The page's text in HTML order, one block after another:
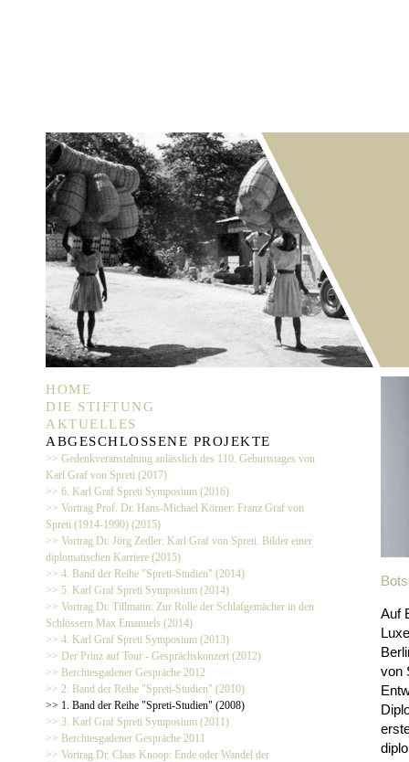
HOME
DIE STIFTUNG
AKTUELLES
ABGESCHLOSSENE PROJEKTE
>> Gedenkveranstaltung anlässlich des 110. Geburtstages von
Karl Graf von Spreti (2017)
>> 6. Karl Graf Spreti Symposium (2016)
>> Vortrag Prof. Dr. Hans-Michael Körner: Franz Graf von
Spreti (1914-1990) (2015)
>> Vortrag Dr. Jörg Zedler: Karl Graf von Spreti. Bilder einer
diplomatischen Karriere (2015)
>> 4. Band der Reihe "Spreti-Studien" (2014)
>> 5. Karl Graf Spreti Symposium (2014)
>> Vortrag Dr. Tillmann: Zur Rolle der Schlafgemächer in den
Schlössern Max Emanuels (2014)
>> 4. Karl Graf Spreti Symposium (2013)
>> Der Prinz auf Tour - Gesprächskonzert (2012)
>> Berchtesgadener Gespräche 2012
>> 2. Band der Reihe "Spreti-Studien" (2010)
>> 1. Band der Reihe "Spreti-Studien" (2008)
>> 3. Karl Graf Spreti Symposium (2011)
>> Berchtesgadener Gespräche 2011
>> Vortrag Dr. Claas Knoop: Ende oder Wandel der
Auf
von